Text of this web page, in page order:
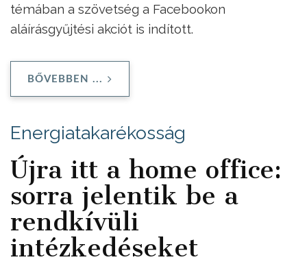
témában a szövetség a Facebookon
aláírásgyűjtési akciót is indított.
BŐVEBBEN ...
Energiatakarékosság
Újra itt a home office:
sorra jelentik be a
rendkívüli
intézkedéseket